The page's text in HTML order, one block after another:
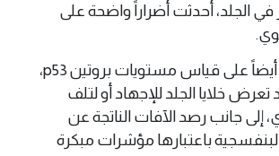
في الجلد، أحدثت أضراراً واضحة على
وركز الباحثون أيضاً على قياس مستويات بروتين p53،
تعرض خلايا الجلد للإجهاد أو لتلف
إلى جانب رصد الآفات الناتجة عن
باعتبارها مؤشرات مبكرة